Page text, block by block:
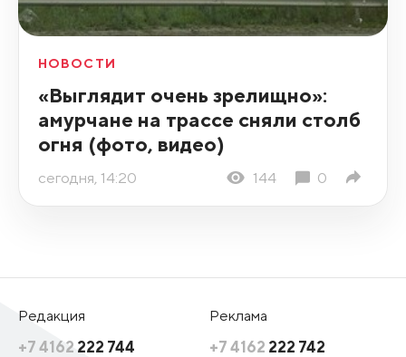
НОВОСТИ
«Выглядит очень зрелищно»:
амурчане на трассе сняли столб
огня (фото, видео)
сегодня, 14:20 144 0
Редакция
+7 4162 222 744
Реклама
+7 4162 222 742